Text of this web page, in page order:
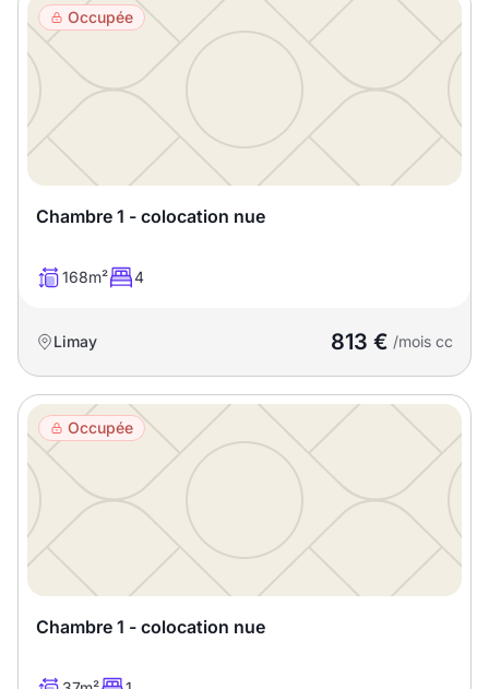
Occupée
Chambre 1 - colocation nue
168m² 4
Limay 813 € /mois cc
Occupée
Chambre 1 - colocation nue